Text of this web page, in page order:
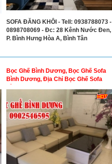
SOFA ĐĂNG KHÔI - Tell: 0938788073 -
0898708069 - Đc: 28 Kênh Nước Đen,
P. Bình Hưng Hòa A, Bình Tân
Bọc Ghế Bình Dương, Bọc Ghế Sofa
Bình Dương, Địa Chỉ Bọc Ghế Sofa